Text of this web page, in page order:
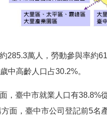
285.3萬人，勞動參與率約
中高齡人口占30.2%。
，臺中市就業人口有38.8%
面，臺中市公司登記前5名